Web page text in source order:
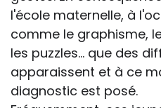
l'école maternelle, à
comme le graphisme,
les puzzles... que des
apparaissent et à ce
diagnostic est posé.